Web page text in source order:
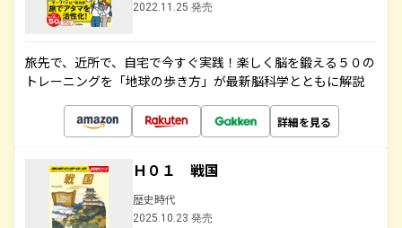
2022.11.25 発売
旅先で、近所で、自宅で今すぐ実践！楽しく脳を鍛える５０の
トレーニングを「地球の歩き方」が最新脳科学とともに解説
詳細を見る
Ｈ０１ 戦国
歴史時代
2025.10.23 発売